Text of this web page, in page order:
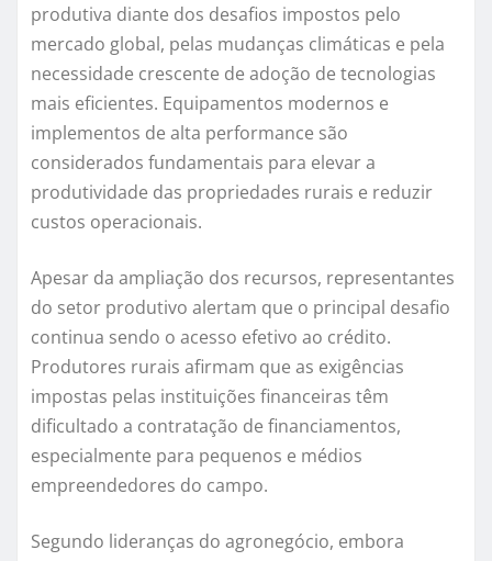
produtiva diante dos desafios impostos pelo
mercado global, pelas mudanças climáticas e pela
necessidade crescente de adoção de tecnologias
mais eficientes. Equipamentos modernos e
implementos de alta performance são
considerados fundamentais para elevar a
produtividade das propriedades rurais e reduzir
custos operacionais.
Apesar da ampliação dos recursos, representantes
do setor produtivo alertam que o principal desafio
continua sendo o acesso efetivo ao crédito.
Produtores rurais afirmam que as exigências
impostas pelas instituições financeiras têm
dificultado a contratação de financiamentos,
especialmente para pequenos e médios
empreendedores do campo.
Segundo lideranças do agronegócio, embora